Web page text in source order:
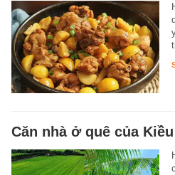
Căn nhà ở quê của